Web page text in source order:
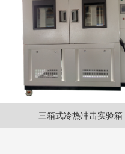
三箱式冷热冲击实验箱